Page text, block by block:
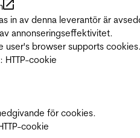
in av denna leverantör är
annonseringseffektivitet.
user's browser supports
: HTTP-cookie
för cookies.
cookie